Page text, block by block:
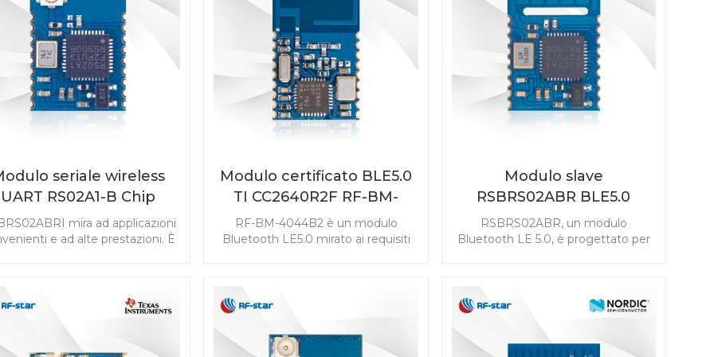
e le modalità di output
forniscono una connettività
Bluetooth robusta, affidabile e
sicura per vari scenari.
Inizia lo sviluppo del tuo prodotto
con il modulo BLE RF-BM-BG22A1
EFR32BG22C112.
integrata ad alte prestazioni
forniscono una connettività
Bluetooth a basso costo ma di alta
qualità per vari scenari.
seriale wireless
UART RS02A1-B Chip
RSBRS02ABRI
mira ad applicazioni
e ad alte prestazioni. È
speciali del 7816 T-0 e gli
infrarossi abilitano il modulo
al controllo remoto e alla
scheda IC a contatto. Inizia lo
Modulo certificato BLE5.0
TI CC2640R2F RF-BM-
4044B2
RF-BM-4044B2 è un modulo
Bluetooth LE5.0 mirato ai requisiti
esigenze di un'ampia gamma di
applicazioni. Seleziona il modulo
BLE RF-BM-4044B2 CC2640R2F
come opzione di progettazione.
Modulo slave
RSBRS02ABR BLE5.0
RSBRS02ABR, un modulo
Bluetooth LE 5.0, è progettato per
porta seriale applicato nel
intelligente. Inizia lo sviluppo del
tuo prodotto con il modulo